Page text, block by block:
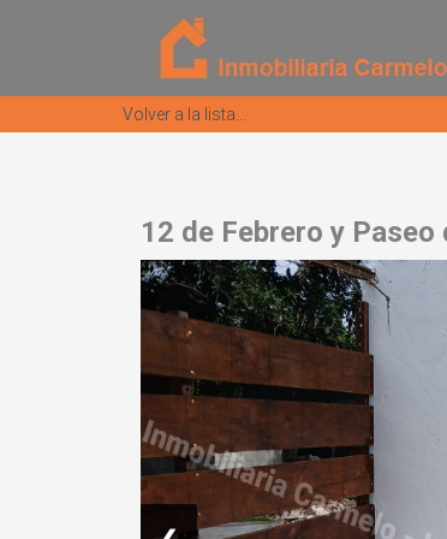
Volver a la lista...
12 de Febrero y